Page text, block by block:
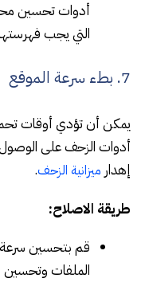
أدوات تحسين
التي يجب
7. بطء سرعة الموقع
يمكن أن تؤدي أوقات
أدوات الزحف على
إهدار ميزانية الزحف.
طريقة الاصلاح:
قم بتحسين
الملفات وتحسين